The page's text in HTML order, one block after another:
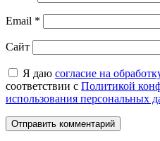
Email *
Сайт
Я даю согласие на
соответствии с Политикой
использования персональных